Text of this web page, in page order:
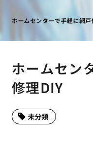
ホームセンターで手軽に網戸
ホームセン
修理DIY
未分類